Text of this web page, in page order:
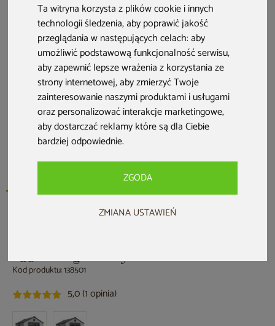
Ta witryna korzysta z plików cookie i innych
technologii śledzenia, aby poprawić jakość
przeglądania w następujących celach:aby
umożliwić podstawową funkcjonalność serwisu,
aby zapewnić lepsze wrażenia z korzystania ze
strony internetowej,aby zmierzyć Twoje
zainteresowanie naszymi produktami i usługami
oraz personalizować interakcje marketingowe,
aby dostarczać reklamy które są dla Ciebie
bardziej odpowiednie.
ZGODA
ZMIANA USTAWIEŃ
239 cm Light Grey
Kod produktu: 138501
5,0 (1 opinia)